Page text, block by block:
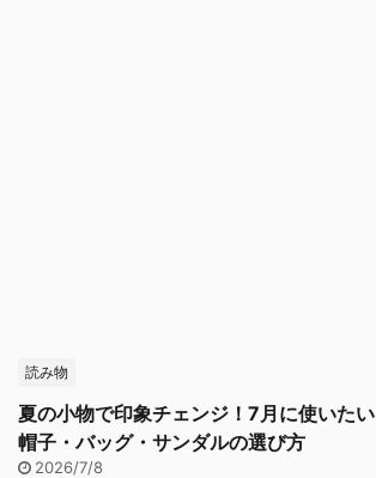
読み物
夏の小物で印象チェンジ！7月に使いたい
帽子・バッグ・サンダルの選び方
2026/7/8